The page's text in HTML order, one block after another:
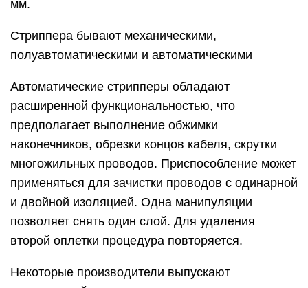
коаксиальные кабели для последующей
установки F-коннектора.
Для оптических волокон и силовых кабелей
существует особый тип полуавтоматического
станка для снятия изоляции с проводов,
благодаря которому обеспечивается высокая
точность зачистки изоляционного покрытия.
Такой инструмент имеет довольно высокую
стоимость и применяется профессионалами для
осуществления узкоспециализированных задач.
Важно! Этот тип стриппера позволяет снять
тончайшие слои изоляции с волоконно-